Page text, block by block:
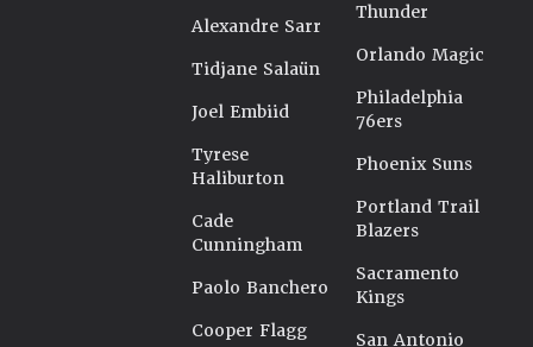
Alexandre Sarr
Tidjane Salaün
Joel Embiid
Tyrese
Haliburton
Cade
Cunningham
Paolo Banchero
Cooper Flagg
Thunder
Orlando Magic
Philadelphia
76ers
Phoenix Suns
Portland Trail
Blazers
Sacramento
Kings
San Antonio